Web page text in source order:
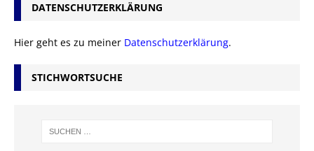
DATENSCHUTZERKLÄRUNG
Hier geht es zu meiner Datenschutzerklärung.
STICHWORTSUCHE